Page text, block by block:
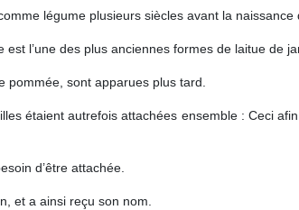
légume plusieurs siècles avant la naissance
l’une des plus anciennes formes de laitue de
pommée, sont apparues plus tard.
étaient autrefois attachées ensemble : Ceci
d’être attachée.
et a ainsi reçu son nom.